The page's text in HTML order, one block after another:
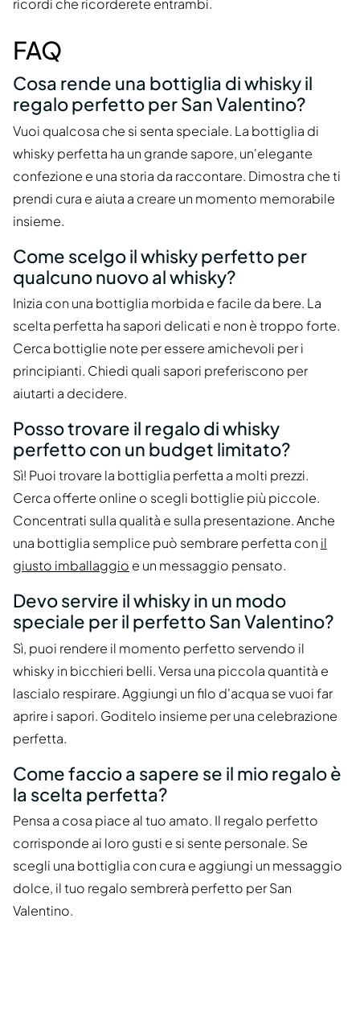
ricordi che ricorderete entrambi.
FAQ
Cosa rende una bottiglia di whisky il
regalo perfetto per San Valentino?
Vuoi qualcosa che si senta speciale. La bottiglia di
whisky perfetta ha un grande sapore, un'elegante
confezione e una storia da raccontare. Dimostra che ti
prendi cura e aiuta a creare un momento memorabile
insieme.
Come scelgo il whisky perfetto per
qualcuno nuovo al whisky?
Inizia con una bottiglia morbida e facile da bere. La
scelta perfetta ha sapori delicati e non è troppo forte.
Cerca bottiglie note per essere amichevoli per i
principianti. Chiedi quali sapori preferiscono per
aiutarti a decidere.
Posso trovare il regalo di whisky
perfetto con un budget limitato?
Sì! Puoi trovare la bottiglia perfetta a molti prezzi.
Cerca offerte online o scegli bottiglie più piccole.
Concentrati sulla qualità e sulla presentazione. Anche
una bottiglia semplice può sembrare perfetta con il
giusto imballaggio e un messaggio pensato.
Devo servire il whisky in un modo
speciale per il perfetto San Valentino?
Sì, puoi rendere il momento perfetto servendo il
whisky in bicchieri belli. Versa una piccola quantità e
lascialo respirare. Aggiungi un filo d'acqua se vuoi far
aprire i sapori. Goditelo insieme per una celebrazione
perfetta.
Come faccio a sapere se il mio regalo è
la scelta perfetta?
Pensa a cosa piace al tuo amato. Il regalo perfetto
corrisponde ai loro gusti e si sente personale. Se
scegli una bottiglia con cura e aggiungi un messaggio
dolce, il tuo regalo sembrerà perfetto per San
Valentino.